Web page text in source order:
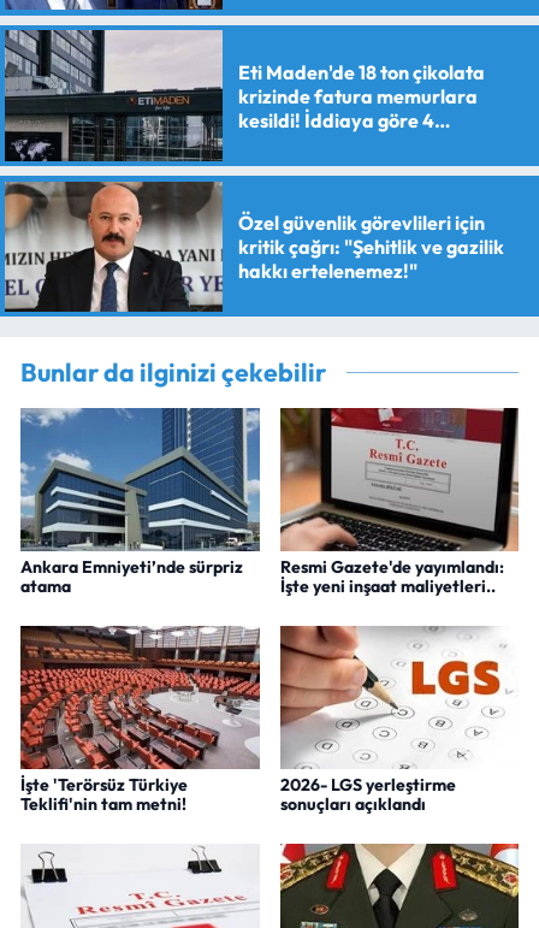
Eti Maden'de 18 ton çikolata
krizinde fatura memurlara
kesildi! İddiaya göre 4
verildi
Özel güvenlik görevlileri için
kritik çağrı: "Şehitlik ve gazilik
hakkı ertelenemez!"
Bunlar da ilginizi çekebilir
Ankara Emniyeti’nde sürpriz
atama
Resmi Gazete'de yayımlandı:
İşte yeni inşaat maliyetleri..
İşte 'Terörsüz Türkiye
Teklifi'nin tam metni!
2026- LGS yerleştirme
sonuçları açıklandı